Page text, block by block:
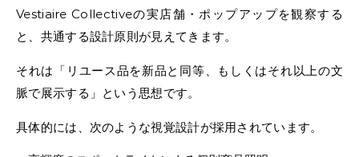
Vestiaire Collectiveの実店舗・ポップアップを観察する
と、共通する設計原則が見えてきます。
それは「リユース品を新品と同等、もしくはそれ以上の文
脈で展示する」という思想です。
具体的には、次のような視覚設計が採用されています。